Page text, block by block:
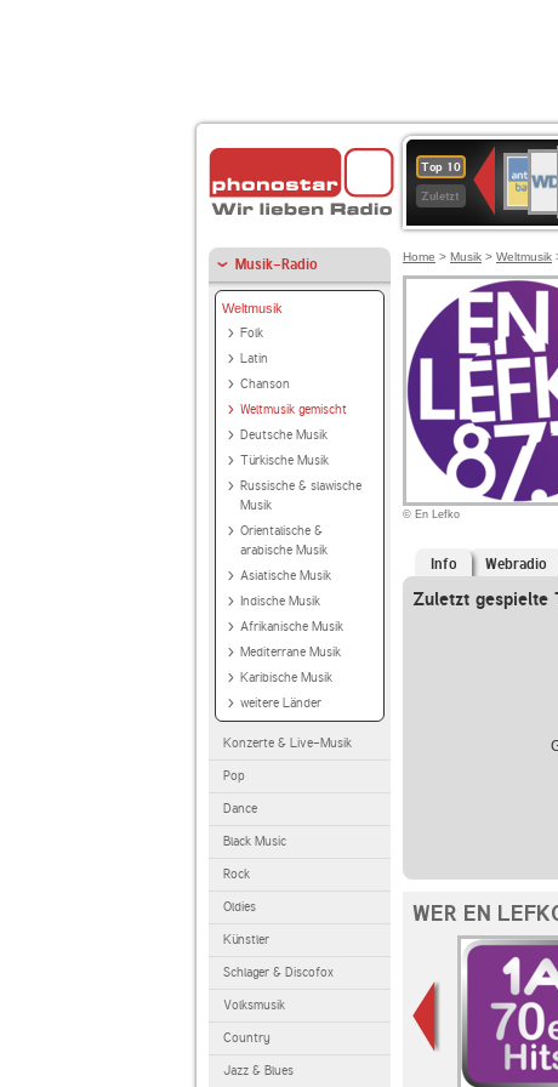
Top 10
Zuletzt
4
BAYERN
2
Musik-Radio
Weltmusik
Folk
Latin
Chanson
Weltmusik gemischt
Deutsche Musik
Türkische Musik
Russische & slawische
Musik
Orientalische &
arabische Musik
Asiatische Musik
Indische Musik
Afrikanische Musik
Mediterrane Musik
Karibische Musik
weitere Länder
Konzerte & Live-Musik
Pop
Dance
Black Music
Rock
Oldies
Künstler
Schlager & Discofox
Volksmusik
Country
Jazz & Blues
Home > Musik > Weltmusik
© En Lefko
Info Webradio
Zuletzt gespielte
WER EN